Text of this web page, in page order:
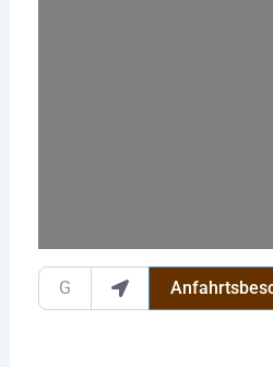
Gib deinen Standort ein.